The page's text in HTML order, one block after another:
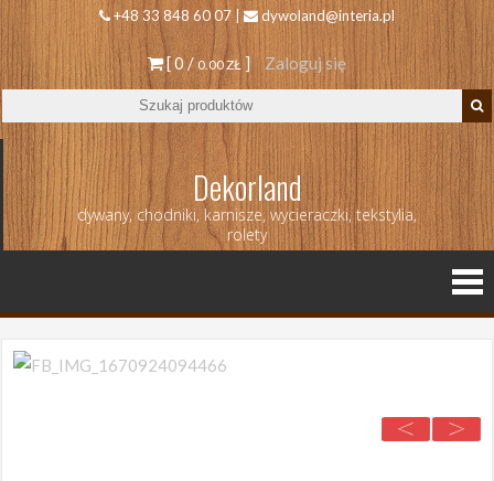
+48 33 848 60 07 | dywoland@interia.pl
[ 0 /0.00 ZŁ ] Zaloguj się
Dekorland
dywany, chodniki, karnisze, wycieraczki, tekstylia,
rolety